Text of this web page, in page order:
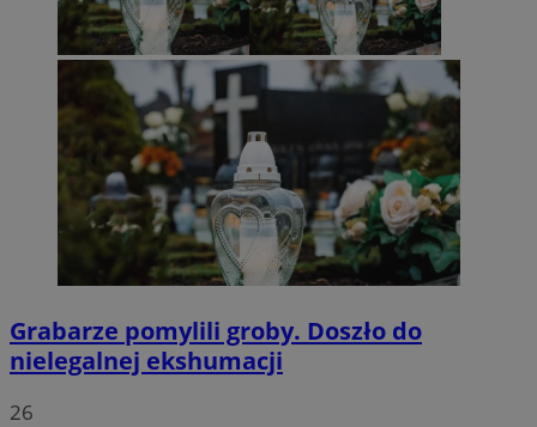
Grabarze pomylili groby. Doszło do
nielegalnej ekshumacji
26